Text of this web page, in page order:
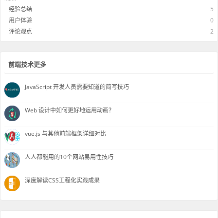
经验总结
5
用户体验
0
评论观点
2
前端技术更多
JavaScript 开发人员需要知道的简写技巧
Web 设计中如何更好地运用动画？
vue.js 与其他前端框架详细对比
人人都能用的10个网站易用性技巧
深度解读CSS工程化实践成果